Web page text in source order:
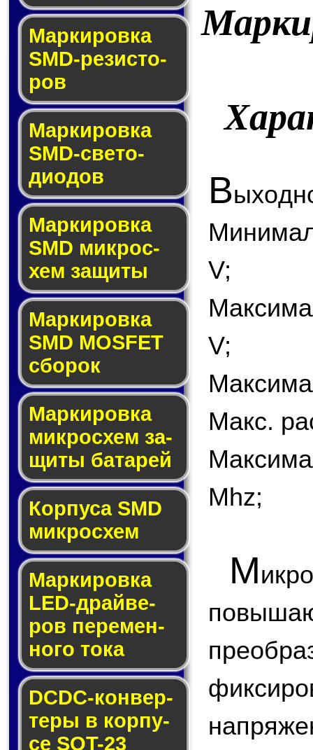
Маркировка
SMD-ре­зис­то­
ров
Маркировка
SMD-све­то­
дио­дов
Мар­ки­ров­ка
SMD мик­рос­
хем защиты
Мар­ки­ров­ка
SMD MOSFET
сбо­рок
Мар­ки­ров­ка
мик­ро­схем за­
щи­ты ба­та­рей
Корпуса SMD
мик­ро­схем
Маркировка
LED-драй­ве­
ров пе­ре­мен­
но­го то­ка
DCDC-кон­вер­
те­ры в кор­пу­
се SOT-23
В
V;
V;
Макс.
Mhz;
М